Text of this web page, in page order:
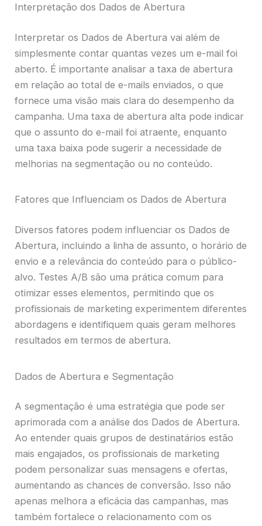
Interpretação dos Dados de Abertura
Interpretar os Dados de Abertura vai além de
simplesmente contar quantas vezes um e-mail foi
aberto. É importante analisar a taxa de abertura
em relação ao total de e-mails enviados, o que
fornece uma visão mais clara do desempenho da
campanha. Uma taxa de abertura alta pode indicar
que o assunto do e-mail foi atraente, enquanto
uma taxa baixa pode sugerir a necessidade de
melhorias na segmentação ou no conteúdo.
Fatores que Influenciam os Dados de Abertura
Diversos fatores podem influenciar os Dados de
Abertura, incluindo a linha de assunto, o horário de
envio e a relevância do conteúdo para o público-
alvo. Testes A/B são uma prática comum para
otimizar esses elementos, permitindo que os
profissionais de marketing experimentem diferentes
abordagens e identifiquem quais geram melhores
resultados em termos de abertura.
Dados de Abertura e Segmentação
A segmentação é uma estratégia que pode ser
aprimorada com a análise dos Dados de Abertura.
Ao entender quais grupos de destinatários estão
mais engajados, os profissionais de marketing
podem personalizar suas mensagens e ofertas,
aumentando as chances de conversão. Isso não
apenas melhora a eficácia das campanhas, mas
também fortalece o relacionamento com os